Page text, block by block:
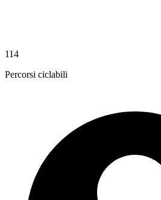
114
Percorsi ciclabili